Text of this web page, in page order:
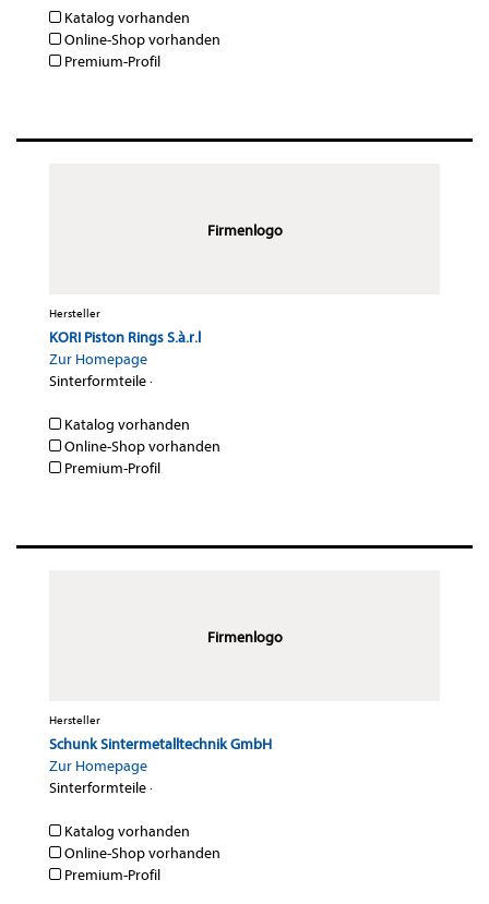
Katalog vorhanden
Online-Shop vorhanden
Premium-Profil
Firmenlogo
Hersteller
KORI Piston Rings S.à.r.l
Zur Homepage
Sinterformteile·
Katalog vorhanden
Online-Shop vorhanden
Premium-Profil
Firmenlogo
Hersteller
Schunk Sintermetalltechnik GmbH
Zur Homepage
Sinterformteile·
Katalog vorhanden
Online-Shop vorhanden
Premium-Profil